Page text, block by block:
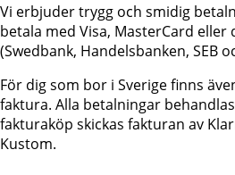
Vi erbjuder trygg och smidig
betala med Visa, MasterCard eller
(Swedbank, Handelsbanken, SEB
För dig som bor i Sverige finns
faktura. Alla betalningar
fakturaköp skickas fakturan av
Kustom.